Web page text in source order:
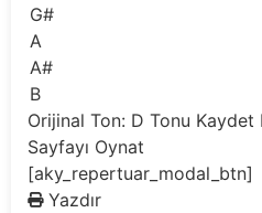
G#
A
A#
B
Orijinal Ton: D Tonu Kaydet
Sayfayı Oynat
[aky_repertuar_modal_btn]
Yazdır